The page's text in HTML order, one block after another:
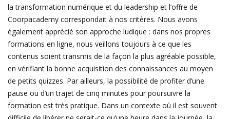
la transformation numérique et du leadership et l’offre de
Coorpacademy correspondait à nos critères. Nous avons
également apprécié son approche ludique : dans nos propres
formations en ligne, nous veillons toujours à ce que les
contenus soient transmis de la façon la plus agréable possible,
en vérifiant la bonne acquisition des connaissances au moyen
de petits quizzes. Par ailleurs, la possibilité de profiter d’une
pause ou d’un trajet de cinq minutes pour poursuivre la
formation est très pratique. Dans un contexte où il est souvent